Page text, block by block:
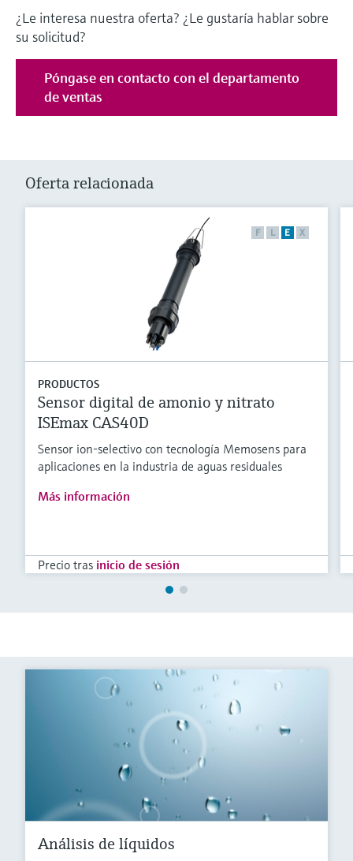
¿Le interesa nuestra oferta? ¿Le gustaría hablar sobre
su solicitud?
Póngase en contacto con el departamento
de ventas
Oferta relacionada
F L E X
PRODUCTOS
Sensor digital de amonio y nitrato
ISEmax CAS40D
Sensor ion-selectivo con tecnología Memosens para
aplicaciones en la industria de aguas residuales
Más información
Precio tras inicio de sesión
Análisis de líquidos